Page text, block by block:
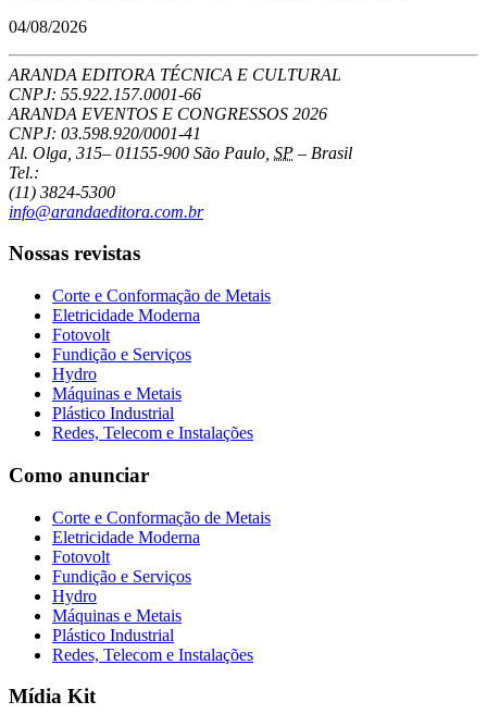
04/08/2026
ARANDA EDITORA TÉCNICA E CULTURAL
CNPJ: 55.922.157.0001-66
ARANDA EVENTOS E CONGRESSOS 2026
CNPJ: 03.598.920/0001-41
Al. Olga, 315– 01155-900 São Paulo SP – Brasil
Tel.:
(11) 3824-5300
info@arandaeditora.com.br
Nossas revistas
Corte e Conformação de Metais
Eletricidade Moderna
Fotovolt
Fundição e Serviços
Hydro
Máquinas e Metais
Plástico Industrial
Redes, Telecom e Instalações
Como anunciar
Corte e Conformação de Metais
Eletricidade Moderna
Fotovolt
Fundição e Serviços
Hydro
Máquinas e Metais
Plástico Industrial
Redes, Telecom e Instalações
Mídia Kit